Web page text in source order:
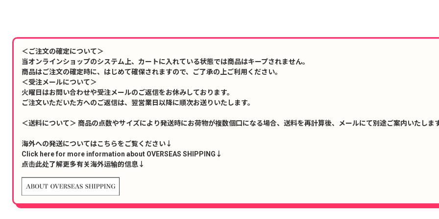
＜ご注文の確定について＞
当オンラインショップのシステム上、カートに入れている状態では商品はキープされません。
商品はご注文の確定時に、はじめて確保されますので、ご了承の上ご利用ください。
＜受注メールについて＞
火曜日はお問い合わせや受注メールのご返信をお休みしております。
ご注文いただいた方へのご返信は、翌営業日以降に順次お送りいたします。
＜送料について＞ 商品の点数やサイズにより発送時にお荷物が複数個口になる場合、送料を再計算後、メールにて別途ご案内いたしま
海外への発送についてはこちらをご覧ください↓
Click here for more information about OVERSEAS SHIPPING↓
点击此处了解更多有关海外运输的信息↓